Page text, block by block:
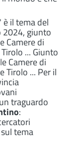
il tema del
2024, giunto
Camere di
... Giunto
Camere di
Tirolo ... Per il
traguardo
:
tema